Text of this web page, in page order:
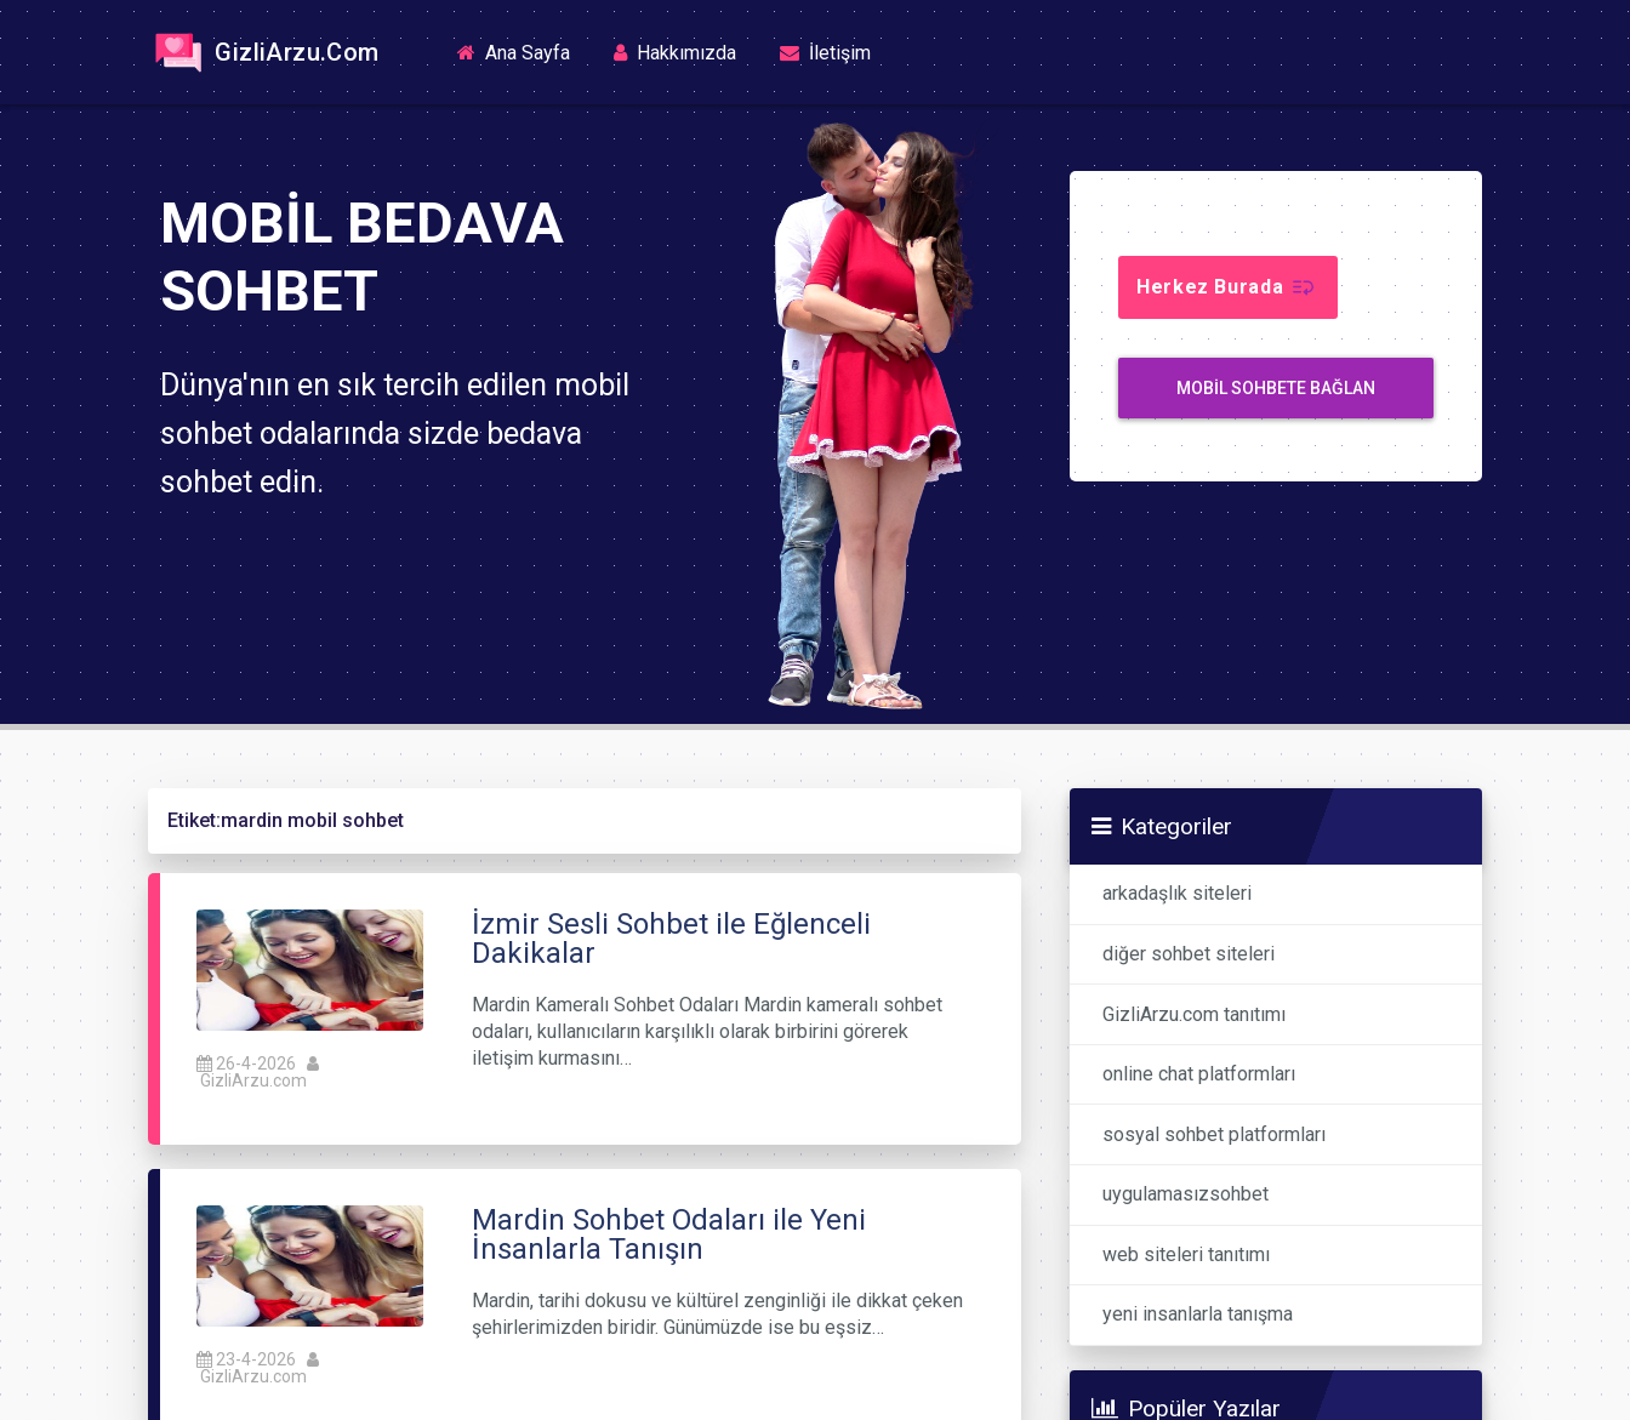
GizliArzu.Com Ana Sayfa(current)Hakkımızda İletişim
MOBIL BEDAVA
SOHBET
Dünya'nın en sık tercih edilen mobil
sohbet odalarında sizde bedava
sohbet edin.
Herkez Burada
MOBIL SOHBETE BAĞLAN
Etiket:mardin mobil sohbet
26-4-2026
GizliArzu.com
İzmir Sesli Sohbet ile Eğlenceli
Dakikalar
Mardin Kameralı Sohbet Odaları Mardin kameralı sohbet
odaları, kullanıcıların karşılıklı olarak birbirini görerek
iletişim kurmasını…
23-4-2026
GizliArzu.com
Mardin Sohbet Odaları ile Yeni
İnsanlarla Tanışın
Mardin, tarihi dokusu ve kültürel zenginliği ile dikkat çeken
şehirlerimizden biridir. Günümüzde ise bu eşsiz…
Kategoriler
arkadaşlık siteleri
diğer sohbet siteleri
GizliArzu.com tanıtımı
online chat platformları
sosyal sohbet platformları
uygulamasızsohbet
web siteleri tanıtımı
yeni insanlarla tanışma
Popüler Yazılar